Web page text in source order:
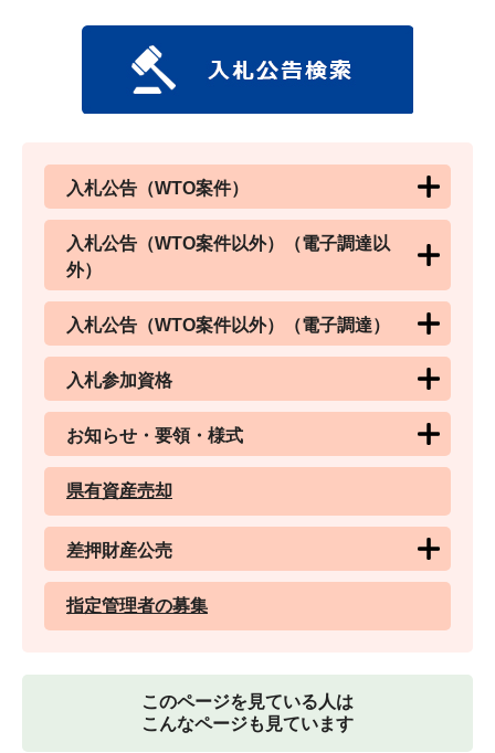
入札公告（WTO案件）
入札公告（WTO案件以外）（電子調達以
外）
入札公告（WTO案件以外）（電子調達）
入札参加資格
お知らせ・要領・様式
県有資産売却
差押財産公売
指定管理者の募集
このページを見ている人は
こんなページも見ています